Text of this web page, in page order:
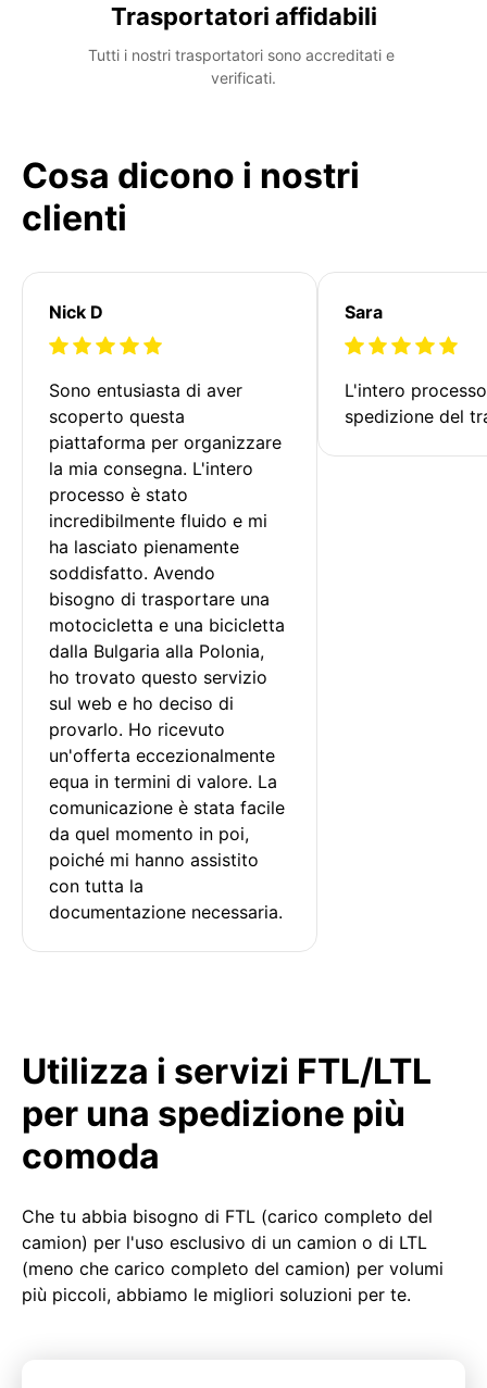
Trasportatori affidabili
Tutti i nostri trasportatori sono accreditati e
verificati.
Cosa dicono i nostri
clienti
Nick D
Sono entusiasta di aver
scoperto questa
piattaforma per organizzare
la mia consegna. L'intero
processo è stato
incredibilmente fluido e mi
ha lasciato pienamente
soddisfatto. Avendo
bisogno di trasportare una
motocicletta e una bicicletta
dalla Bulgaria alla Polonia,
ho trovato questo servizio
sul web e ho deciso di
provarlo. Ho ricevuto
un'offerta eccezionalmente
equa in termini di valore. La
comunicazione è stata facile
da quel momento in poi,
poiché mi hanno assistito
con tutta la
documentazione necessaria.
Sara
L'intero
spedizione del
Utilizza i servizi FTL/LTL
per una spedizione più
comoda
Che tu abbia bisogno di FTL (carico completo del
camion) per l'uso esclusivo di un camion o di LTL
(meno che carico completo del camion) per volumi
più piccoli, abbiamo le migliori soluzioni per te.